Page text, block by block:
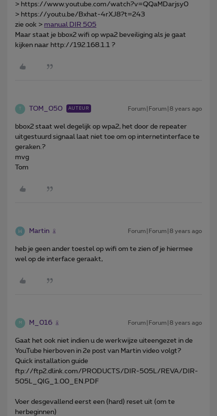
> https://www.youtube.com/watch?v=QQaMDarjsy0
> https://youtu.be/Bxhat-4rXJ8?t=243
zie ook > manual DIR 505
Maar staat je bbox2 wifi op wpa2 beveiliging als je gaat
kijken naar http://192.168.1.1 ?
TOM_050 AUTEUR Forum|Forum|8 years ago
bbox2 staat wel degelijk op wpa2, het door de repeater
uitgestuurd signaal laat niet toe om op internetinterface te
geraken.?
mvg
Tom
Martin Forum|Forum|8 years ago
heb je geen ander toestel op wifi om te zien of je hiermee
wel op de interface geraakt,
M M_016 Forum|Forum|8 years ago
Gaat het ook niet indien u de werkwijze uiteengezet in de
YouTube hierboven in 2e post van Martin video volgt?
Quick installation guide
ftp://ftp2.dlink.com/PRODUCTS/DIR-505L/REVA/DIR-
505L_QIG_1.00_EN.PDF
Voer desgevallend eerst een (hard) reset uit (om te
herbeginnen)